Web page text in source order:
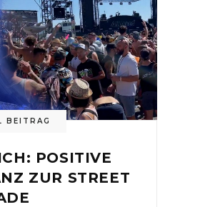
BEITRAG
POSITIVE
ZUR STREET